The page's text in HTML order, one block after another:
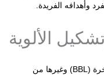
وأهدافه الفريدة.
يكمن الاختلاف الرئيسي بين عملية تكبير المؤخرة (BBL) وغيرها من